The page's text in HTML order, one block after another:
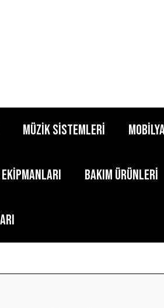
MÜZİK SİSTEMLERİ
EKİPMANLARI BAKIM ÜRÜNLERİ